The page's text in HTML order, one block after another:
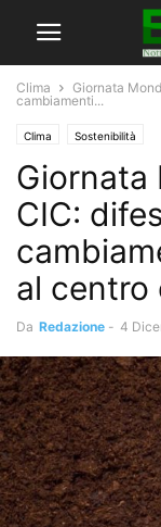
Clima
Giornata
cambiamenti...
Clima Sostenibilità
Giornata
CIC:
al centro
Da Redazione - 4